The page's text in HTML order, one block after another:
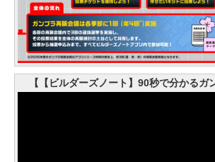
【【ビルダーズノート】90秒で分かるガ